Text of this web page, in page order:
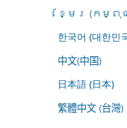
ខ្មែរ (កម្ពុជ
한국어 (대한민
中文(中国)
日本語 (日本)
繁體中文 (台灣)